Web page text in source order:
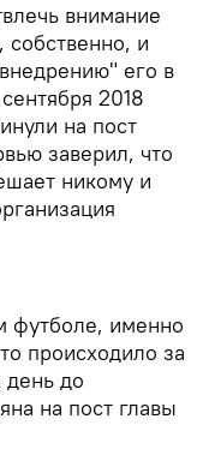
внимание
собственно, и
его в
2018
на пост
заверил, что
никому и
футболе, именно
происходило за
день до
на пост главы